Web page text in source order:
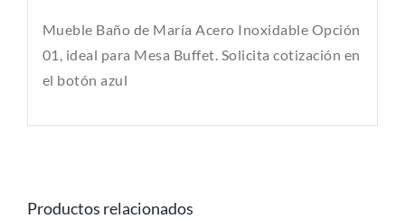
Mueble Baño de María Acero Inoxidable Opción
01, ideal para Mesa Buffet. Solicita cotización en
el botón azul
Productos relacionados